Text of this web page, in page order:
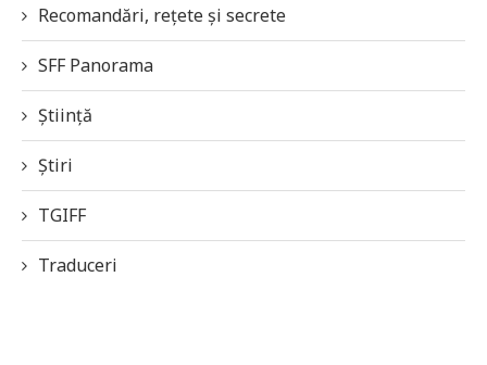
Recomandări, rețete și secrete
SFF Panorama
Știință
Știri
TGIFF
Traduceri